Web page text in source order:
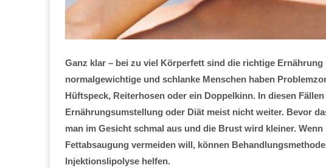
Ganz klar – bei zu viel Körperfett sind die richtige
normalgewichtige und schlanke Menschen haben
Hüftspeck, Reiterhosen oder ein Doppelkinn. In diesen
Ernährungsumstellung oder Diät meist nicht weiter. Bevor
man im Gesicht schmal aus und die Brust wird kleiner.
Fettabsaugung vermeiden will, können
Injektionslipolyse helfen.